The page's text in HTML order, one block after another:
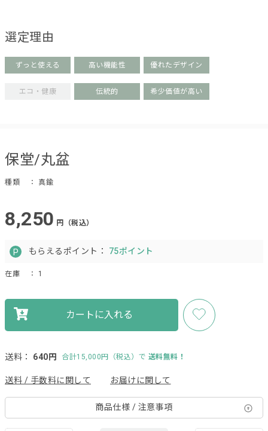
選定理由
ずっと使える 高い機能性 優れたデザイン
エコ・健康 伝統的 希少価値が高い
保堂/丸盆
種類 ： 真鍮
8,250 円（税込）
もらえるポイント： 75ポイント
在庫 ： 1
カートに入れる
送料： 640円 合計15,000円（税込）で 送料無料！
送料 / 手数料に関して お届けに関して
商品仕様 / 注意事項